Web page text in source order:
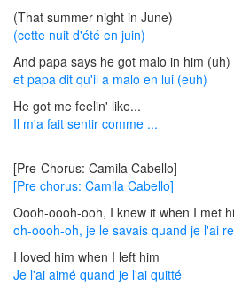
(That summer night in June)
(cette nuit d'été en juin)
And papa says he got malo in him (uh)
et papa dit qu'il a malo en lui (euh)
He got me feelin' like...
Il m'a fait sentir comme ...
[Pre-Chorus: Camila Cabello]
[Pre chorus: Camila Cabello]
Oooh-oooh-ooh, I knew it when I met
oh-oooh-oh, je le savais quand je l'ai
I loved him when I left him
Je l'ai aimé quand je l'ai quitté